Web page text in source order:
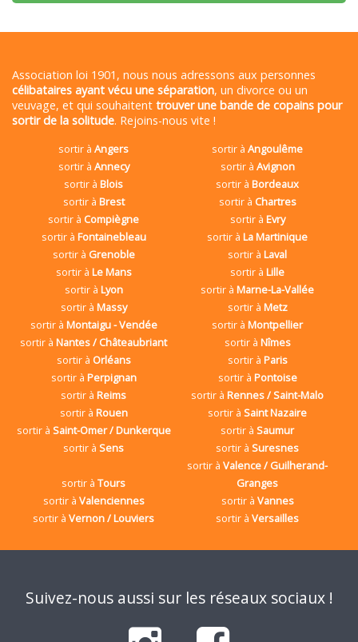
Association loi 1901, nous nous adressons aux personnes
célibataires ayant vécu une séparation, un divorce ou un
veuvage, et qui souhaitent trouver une bande de copains pour
sortir de la solitude. Rejoins-nous vite !
sortir àAngers sortir àAngoulême
sortir à Annecy sortir à Avignon
sortir àBlois sortir àBordeaux
sortir à Brest sortir à Chartres
sortir à Compiègne sortir à Evry
sortir à Fontainebleau sortir àLa Martinique
sortir à Grenoble sortir àLaval
sortir à Le Mans sortir àLille
sortir à Lyon sortir àMarne-La-Vallée
sortir à Massy sortir à Metz
sortir à Montaigu - Vendée sortir àMontpellier
sortir àNantes / Châteaubriant sortir à Nîmes
sortir à Orléans sortir à Paris
sortir à Perpignan sortir à Pontoise
sortir àReims sortir àRennes / Saint-Malo
sortir à Rouen sortir àSaint Nazaire
sortir à Saint-Omer / Dunkerque sortir àSaumur
sortir àSens sortir àSuresnes
sortir àTours
sortir àValence / Guilherand-
Granges
sortir à Valenciennes sortir à Vannes
sortir àVernon / Louviers sortir àVersailles
Suivez-nous aussi sur les réseaux sociaux !